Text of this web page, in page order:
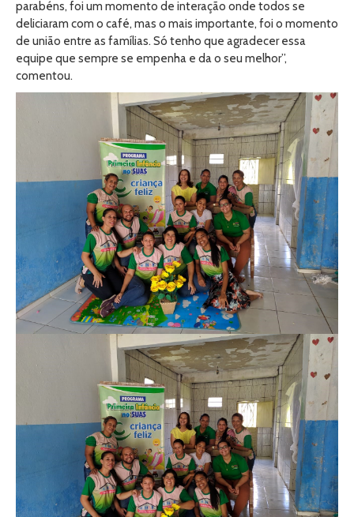
parabéns, foi um momento de interação onde todos se
deliciaram com o café, mas o mais importante, foi o momento
de união entre as famílias. Só tenho que agradecer essa
equipe que sempre se empenha e da o seu melhor”,
comentou.